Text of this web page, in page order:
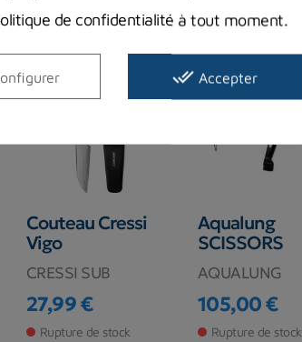
Couteau Cressi
Vigo
CRESSI SUB
Prix
27,99 €
Rupture de stock
Aqualung
SCISSORS
AQUALUNG
Prix
105,00 €
Rupture de stock
de confidentialité à tout moment.
done_all Accepter